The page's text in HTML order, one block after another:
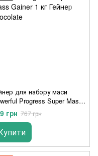
для набору маси
Progress Super Mass
1 кг Гейнер chocolate
грн 767 грн